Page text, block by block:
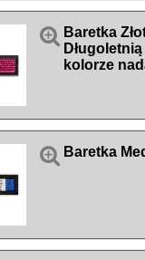
 Baretka
kolorze
 Baretka